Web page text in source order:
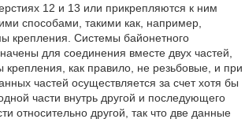
12 и 13 или прикрепляются к ним
способами, такими как, например,
крепления. Системы байонетного
для соединения вместе двух частей,
как правило, не резьбовые, и при
частей осуществляется за счет хотя бы
части внутрь другой и последующего
относительно другой, так что две данные